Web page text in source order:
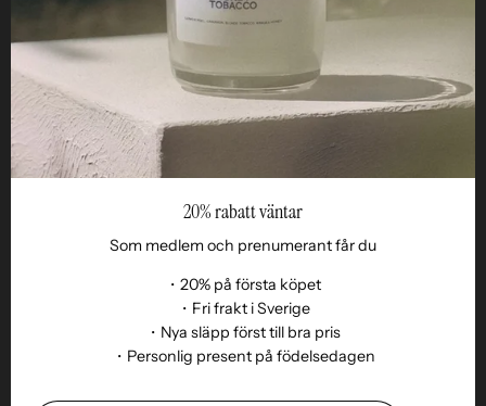
20% rabatt väntar
Som medlem och prenumerant får du
・20% på första köpet
・Fri frakt i Sverige
・Nya släpp först till bra pris
・Personlig present på födelsedagen
© 2026,Remoair.Powered byShopify.